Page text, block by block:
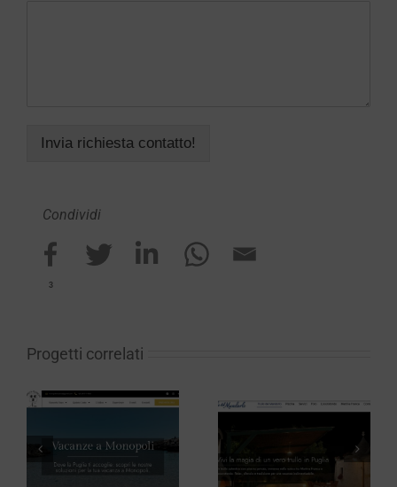
Invia richiesta contatto!
Condividi
3
Progetti correlati
Trullo del
Tour
Operator Il
Girasole